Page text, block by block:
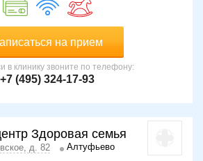
на прием
в клинику звоните по телефону:
+7 (495) 324-17-93
Здоровая семья
д. 82 Алтуфьево